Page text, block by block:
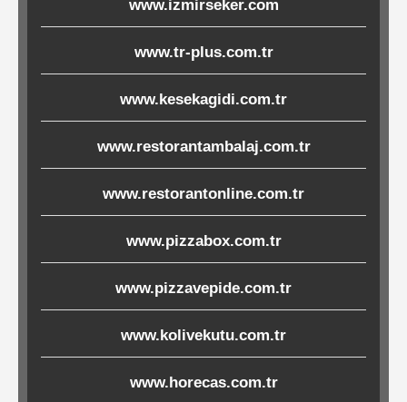
Buklet
Ürünler
Poşetler
&
Çöp
Tepsi
Altlıkları
&
Amerikan
www.izmirseker.com
www.tr-plus.com.tr
www.kesekagidi.com.tr
www.restorantambalaj.com.tr
www.restorantonline.com.tr
www.pizzabox.com.tr
www.pizzavepide.com.tr
www.kolivekutu.com.tr
www.horecas.com.tr